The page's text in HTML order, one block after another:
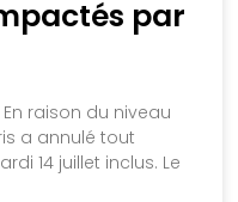
par
raison du niveau
a annulé tout
14 juillet inclus. Le